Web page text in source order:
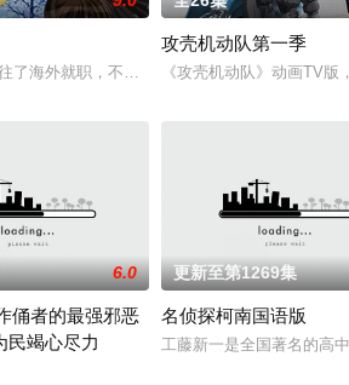
可爱更收好评的角色们。而本次见面会中，钉
叫“艾鲁梅斯”，是一辆会说话的摩托车。奇
了海外就职，不想跟着出去的相泽佑一（杉田
攻壳机动队第一季
《攻壳机动队》动画TV
己其实是撒旦之子的秘密，之后养父的惨死让
姑家的和平日子被时隔6年再次出现的青梅
6.0
俑者的最强邪恶
民竭心尽力
更新至第1269集
名侦探柯南国语版
工藤新一是全国著名的高